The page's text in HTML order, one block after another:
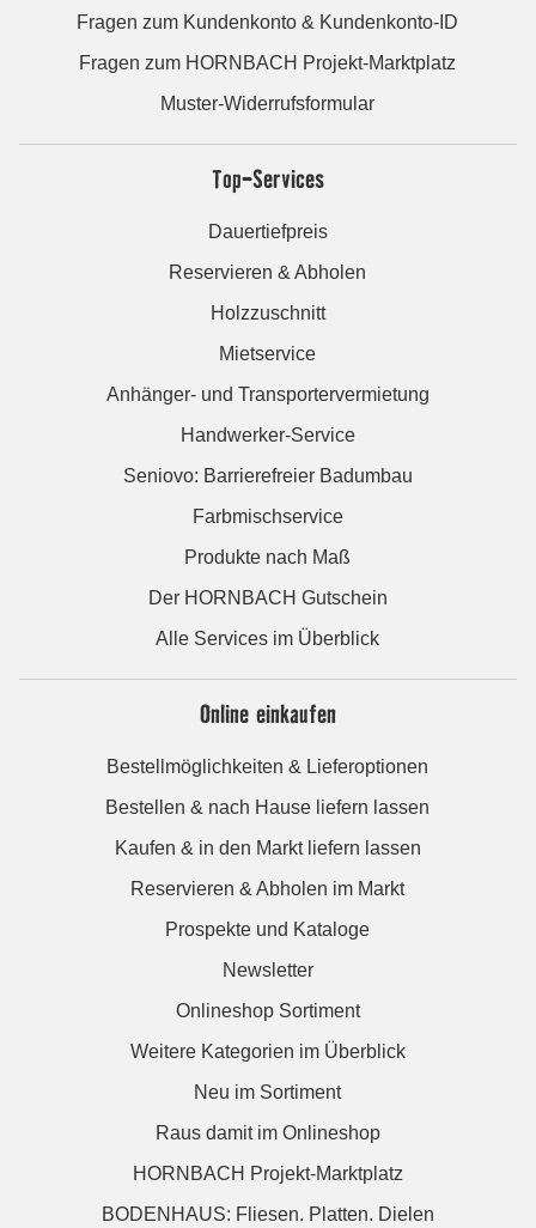
Fragen zum Kundenkonto & Kundenkonto-ID
Fragen zum HORNBACH Projekt-Marktplatz
Muster-Widerrufsformular
Top-Services
Dauertiefpreis
Reservieren & Abholen
Holzzuschnitt
Mietservice
Anhänger- und Transportervermietung
Handwerker-Service
Seniovo: Barrierefreier Badumbau
Farbmischservice
Produkte nach Maß
Der HORNBACH Gutschein
Alle Services im Überblick
Online einkaufen
Bestellmöglichkeiten & Lieferoptionen
Bestellen & nach Hause liefern lassen
Kaufen & in den Markt liefern lassen
Reservieren & Abholen im Markt
Prospekte und Kataloge
Newsletter
Onlineshop Sortiment
Weitere Kategorien im Überblick
Neu im Sortiment
Raus damit im Onlineshop
HORNBACH Projekt-Marktplatz
BODENHAUS: Fliesen. Platten. Dielen